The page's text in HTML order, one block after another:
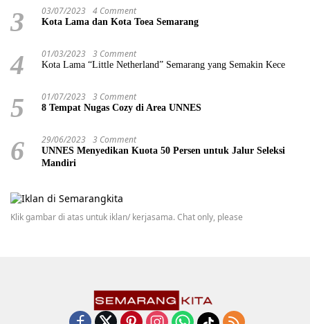
3 03/07/2023 4 Comment
Kota Lama dan Kota Toea Semarang
4 01/03/2023 3 Comment
Kota Lama “Little Netherland” Semarang yang Semakin Kece
5 01/07/2023 3 Comment
8 Tempat Nugas Cozy di Area UNNES
6 29/06/2023 3 Comment
UNNES Menyedikan Kuota 50 Persen untuk Jalur Seleksi
Mandiri
Klik gambar di atas untuk iklan/ kerjasama. Chat only, please